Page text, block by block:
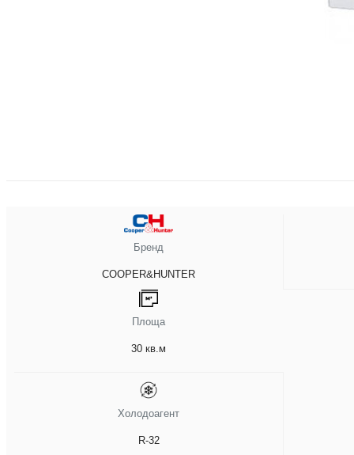
Бренд
COOPER&HUNTER
Площа
30 кв.м
Холодоагент
R-32